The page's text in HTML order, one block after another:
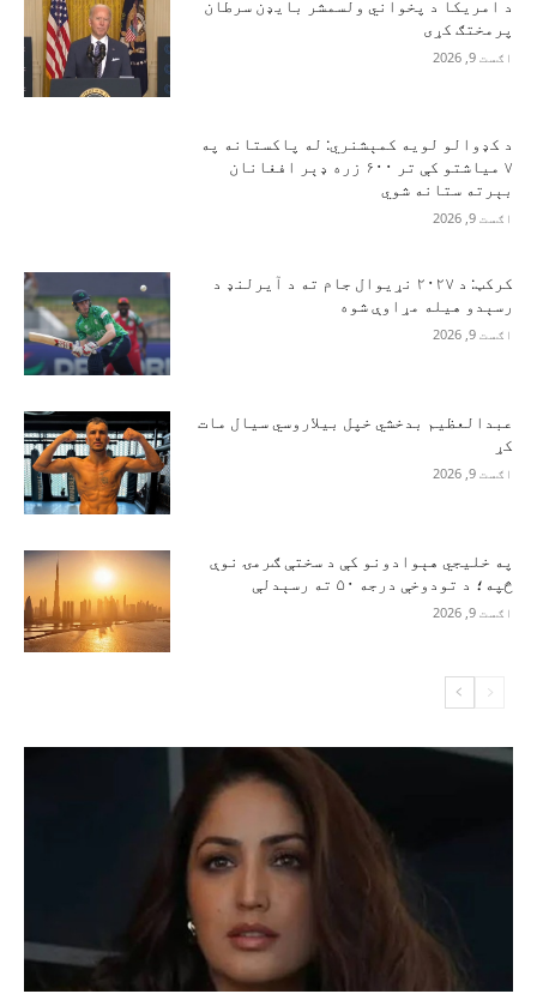
د امریکا د پخواني ولسمشر بایډن سرطان
پرمختګ کړی
اګست 9, 2026
د کډوالو لویه کمېشنري: له پاکستانه په
۷ میاشتو کې تر ۶۰۰ زره ډېر افغانان
بېرته ستانه شوي
اګست 9, 2026
کرکټ: د ۲۰۲۷ نړیوال جام ته د آیرلنډ د
رسېدو هیله مړاوې شوه
اګست 9, 2026
عبدالعظیم بدخشي خپل بیلاروسي سیال مات
کړ
اګست 9, 2026
په خلیجي هېوادونو کې د سختې ګرمۍ نوې
څپه؛ د تودوخې درجه ۵۰ ته رسېدلې
اګست 9, 2026